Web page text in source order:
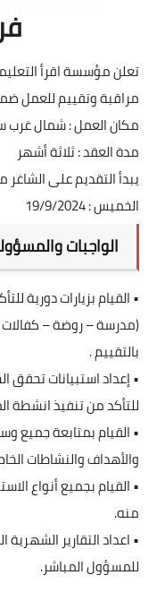
تعلن مؤسسة اقرأ
مراقبة وتقييم للعمل
مكان العمل : شمال غرب
مدة العقد : ثلاثة أشهر
الخميس : 19/9/2024
الواجبات
• القيام بزيارات دورية
(مدرسة – روضة – كفالات
بالتقييم .
• إعداد استبيانات
للتأكد من تنفيذ انشطة
• القيام بمتابعة جميع
والأهداف والنشاطات
• القيام بجميع أنواع
منه.
• اعداد التقارير الشهرية
للمسؤول المباشر.